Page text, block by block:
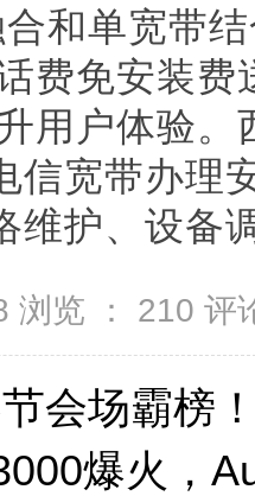
和单宽带
费免安装
用户体验
信宽带办理
维护、设备
览 ： 210 评
会场霸榜
爆火，